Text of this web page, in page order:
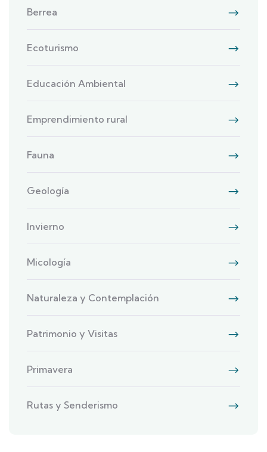
Berrea
Ecoturismo
Educación Ambiental
Emprendimiento rural
Fauna
Geología
Invierno
Micología
Naturaleza y Contemplación
Patrimonio y Visitas
Primavera
Rutas y Senderismo